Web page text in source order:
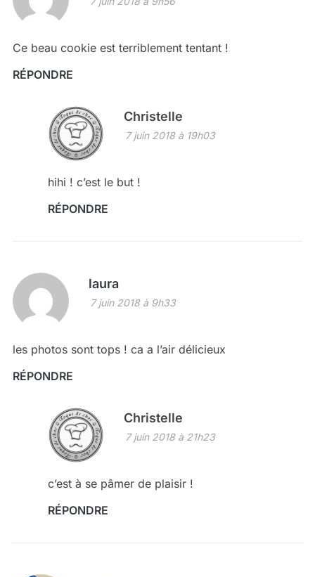
Ce beau cookie est terriblement tentant !
RÉPONDRE
Christelle
7 juin 2018 à 19h03
hihi ! c’est le but !
RÉPONDRE
laura
7 juin 2018 à 9h33
les photos sont tops ! ca a l’air délicieux
RÉPONDRE
Christelle
7 juin 2018 à 21h23
c’est à se pâmer de plaisir !
RÉPONDRE